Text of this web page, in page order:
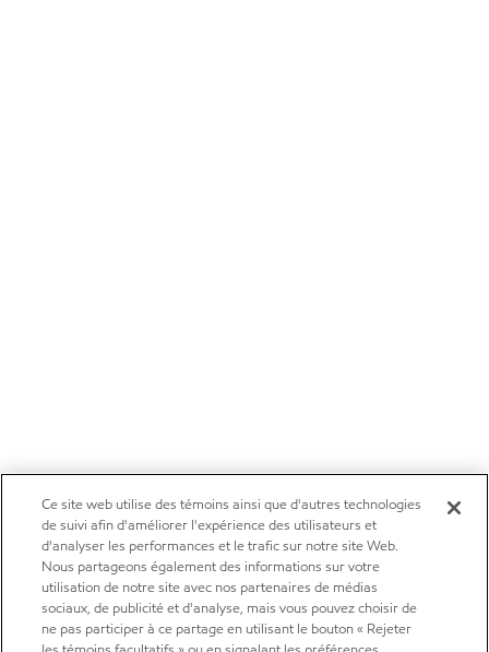
Ce site web utilise des témoins ainsi que d'autres technologies
de suivi afin d'améliorer l'expérience des utilisateurs et
d'analyser les performances et le trafic sur notre site Web.
Nous partageons également des informations sur votre
utilisation de notre site avec nos partenaires de médias
sociaux, de publicité et d'analyse, mais vous pouvez choisir de
ne pas participer à ce partage en utilisant le bouton « Rejeter